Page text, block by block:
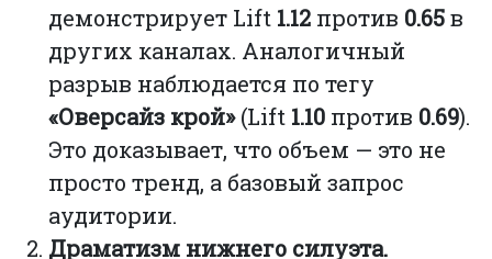
демонстрирует Lift 1.12 против 0.65в
других каналах. Аналогичный
разрыв наблюдается по тегу
«Оверсайз крой»(Lift 1.10 против 0.69).
Это доказывает, что объем — это не
просто тренд, а базовый запрос
аудитории.
Драматизм нижнего силуэта.